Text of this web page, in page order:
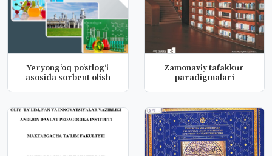
Yeryongʻoq po‘stlog‘i
asosida sorbent olish
Zamonaviy tafakkur
paradigmalari